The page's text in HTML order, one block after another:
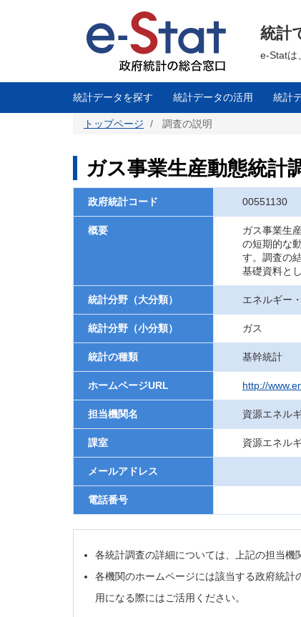
に
統計
e-Statは
統計データを探す 統計データの活用 統計
トップページ 調査の説明
ガス事業生産動態統計
政府統計コード 00551130
概要
ガス事業生
の短期的な
す。調査の
基礎資料と
統計分野（大分類） エネルギー
統計分野（小分類） ガス
統計の種類 基幹統計
ホームページURL http://
担当機関名 資源エネル
課室 資源エネル
メールアドレス
電話番号
各統計調査の詳細については、上記の担当機
各機関のホームページには該当する政府統
用になる際にはご活用ください。